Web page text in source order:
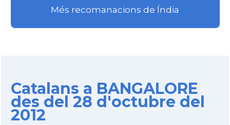
Més recomanacions de Índia
Catalans a BANGALORE
des del 28 d'octubre del
2012